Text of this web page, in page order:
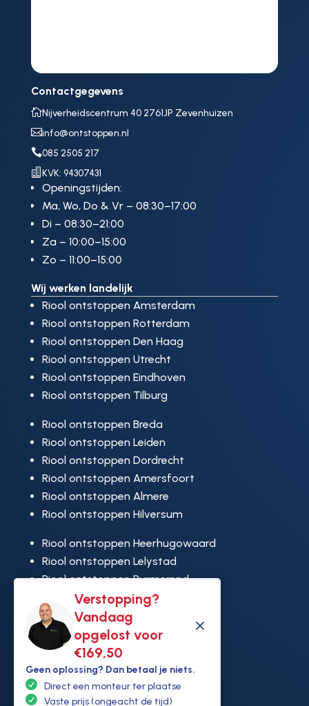
Verstopping?
Vandaag
opgelost voor
€169,50
M
Geen oplossing? Dan betaal je niets.
Direct een monteur ter plaatse
Vaste prijs (ongeacht de tijd)
Contactgegevens
Nijverheidscentrum 40 2761JP Zevenhuizen
info@ontstoppen.nl
085 2505 217
 KVK: 94307431
Openingstijden:
Ma, Wo, Do & Vr – 08:30–17:00
Di – 08:30–21:00
Za – 10:00–15:00
Zo – 11:00–15:00
Wij werken landelijk
Riool ontstoppen Amsterdam
Riool ontstoppen Rotterdam
Riool ontstoppen Den Haag
Riool ontstoppen Utrecht
Riool ontstoppen Eindhoven
Riool ontstoppen Tilburg
Riool ontstoppen Breda
Riool ontstoppen Leiden
Riool ontstoppen Dordrecht
Riool ontstoppen Amersfoort
Riool ontstoppen Almere
Riool ontstoppen Hilversum
Riool ontstoppen Heerhugowaard
Riool ontstoppen Lelystad
Riool ontstoppen Purmerend
Riool ontstoppen Ridderkerk
Riool ontstoppen Rijswijk
Riool ontstoppen Hoek van Holland